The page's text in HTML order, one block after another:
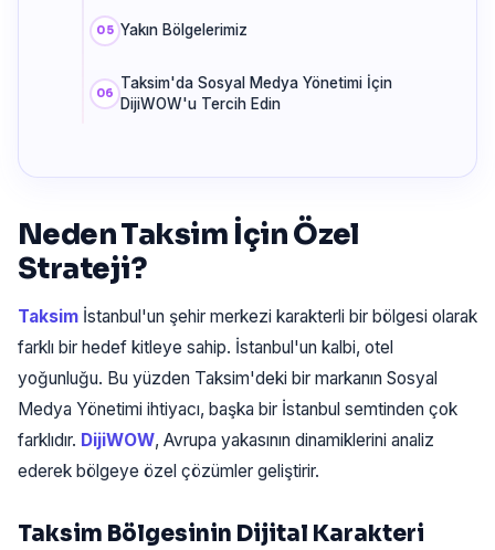
Yakın Bölgelerimiz
Taksim'da Sosyal Medya Yönetimi İçin
DijiWOW'u Tercih Edin
Neden Taksim İçin Özel
Strateji?
Taksim İstanbul'un şehir merkezi karakterli bir bölgesi olarak
farklı bir hedef kitleye sahip. İstanbul'un kalbi, otel
yoğunluğu. Bu yüzden Taksim'deki bir markanın Sosyal
Medya Yönetimi ihtiyacı, başka bir İstanbul semtinden çok
farklıdır. DijiWOW, Avrupa yakasının dinamiklerini analiz
ederek bölgeye özel çözümler geliştirir.
Taksim Bölgesinin Dijital Karakteri